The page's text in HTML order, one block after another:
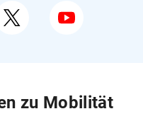
zu Mobilität